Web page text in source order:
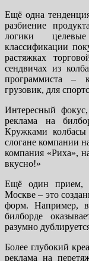
Ещё одна
разбиение
логики
классификации
растяжках
сендвичах из
программиста –
грузовик, для
Интересный
реклама на
Кружками
слогане компании
компания «Риха»,
вкусно!»
Ещё один прием,
Москве – это
форм. Например, в
билборде
разумно
Более глубокий
реклама на